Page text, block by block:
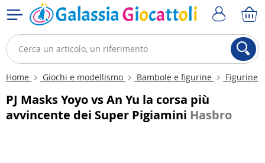
Home Giochi e modellismo Bambole e figurine Figurine
PJ Masks Yoyo vs An Yu la corsa più
avvincente dei Super Pigiamini Hasbro